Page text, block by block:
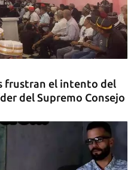
frustran el intento del
del Supremo Consejo